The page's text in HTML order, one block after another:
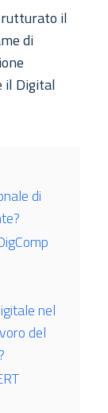
il
di
il Digital
di
nel
del